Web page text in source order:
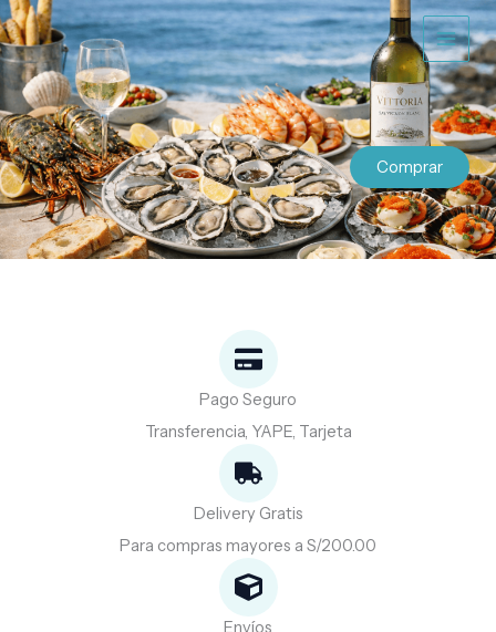
al
contenido
Comprar
Pago Seguro
Transferencia, YAPE, Tarjeta
Delivery Gratis
Para compras mayores a S/200.00
Envíos